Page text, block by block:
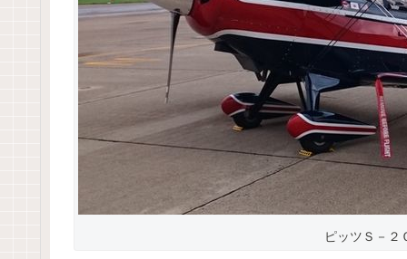
ピッツＳ－２